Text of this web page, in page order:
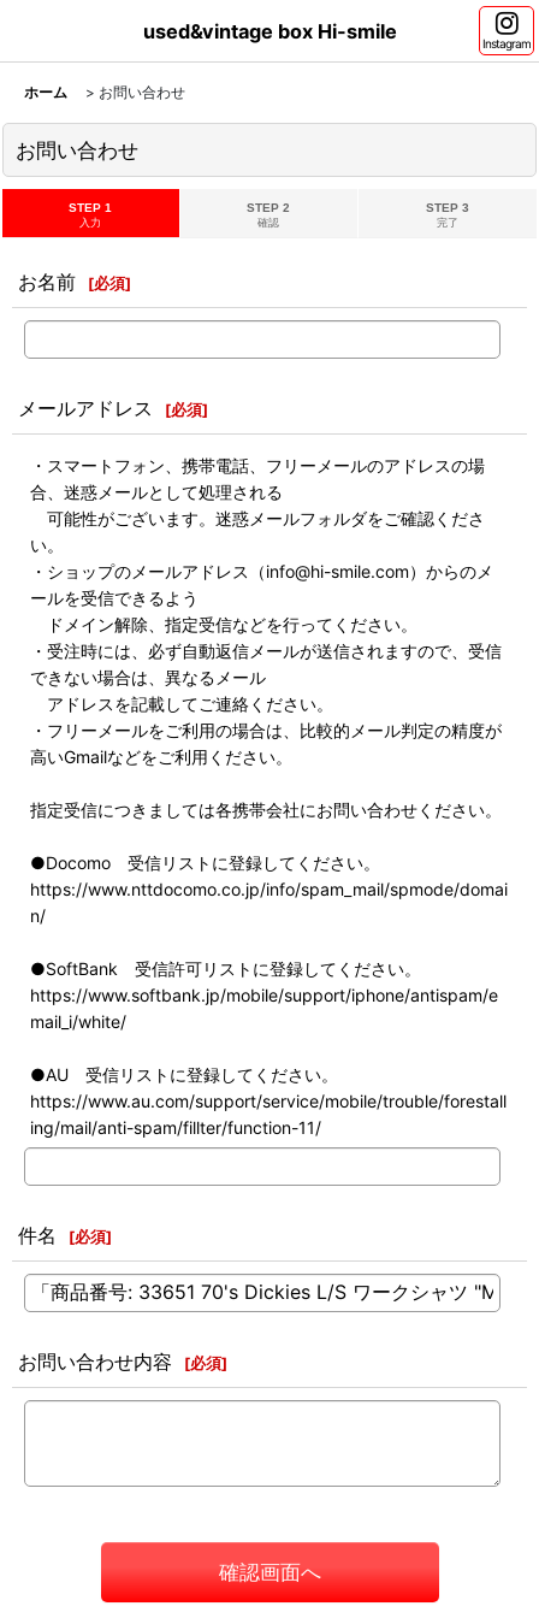
used&vintage box Hi-smile
Instagram
ホーム > お問い合わせ
お問い合わせ
STEP 1
入力
STEP 2
確認
STEP 3
完了
お名前 [必須]
メールアドレス [必須]
・スマートフォン、携帯電話、フリーメールのアドレスの場
合、迷惑メールとして処理される
可能性がございます。迷惑メールフォルダをご確認くださ
い。
・ショップのメールアドレス（info@hi-smile.com）からのメ
ールを受信できるよう
ドメイン解除、指定受信などを行ってください。
・受注時には、必ず自動返信メールが送信されますので、受信
できない場合は、異なるメール
アドレスを記載してご連絡ください。
・フリーメールをご利用の場合は、比較的メール判定の精度が
高いGmailなどをご利用ください。
指定受信につきましては各携帯会社にお問い合わせください。
●Docomo 受信リストに登録してください。
https://www.nttdocomo.co.jp/info/spam_mail/spmode/domai
n/
●SoftBank 受信許可リストに登録してください。
https://www.softbank.jp/mobile/support/iphone/antispam/e
mail_i/white/
●AU 受信リストに登録してください。
https://www.au.com/support/service/mobile/trouble/forestall
ing/mail/anti-spam/fillter/function-11/
件名 [必須]
お問い合わせ内容 [必須]
確認画面へ